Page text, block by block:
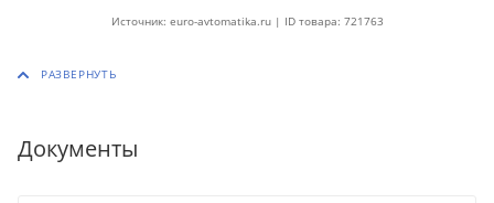
Источник: euro-avtomatika.ru | ID товара: 721763
Документы